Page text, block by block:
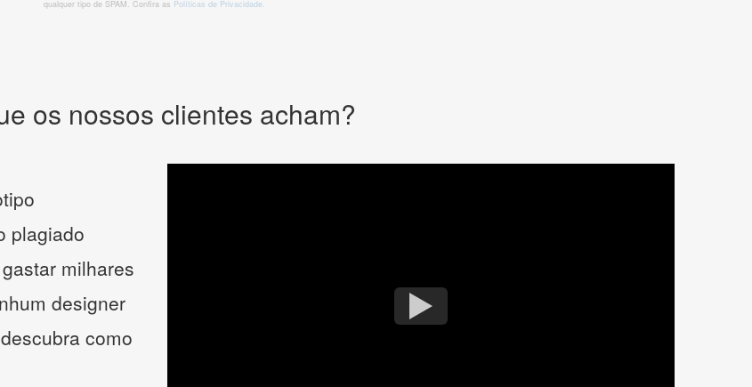
qualquer tipo de SPAM. Confira as Políticas de Privacidade.
os nossos clientes acham?
plagiado
milhares
designer
como